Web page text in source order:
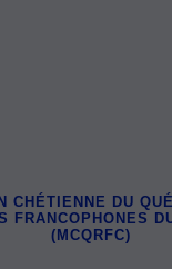
CHÉTIENNE DU
FRANCOPHONES
(MCQRFC)